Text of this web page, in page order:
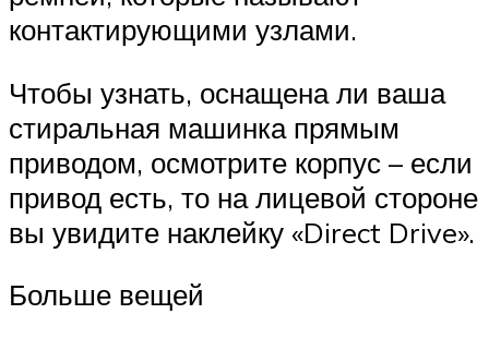
контактирующими узлами.
Чтобы узнать, оснащена ли ваша
стиральная машинка прямым
приводом, осмотрите корпус – если
привод есть, то на лицевой стороне
вы увидите наклейку «Direct Drive».
Больше вещей